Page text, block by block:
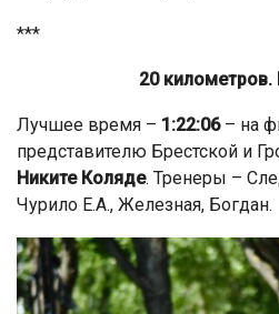
***
20
Лучшее время – 1:22:06– на
представителю Брестской и
Никите Коляде. Тренеры –
Чурило Е.А., Железная, Богдан.